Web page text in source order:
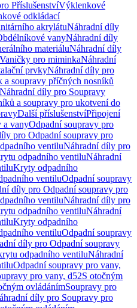
PříslušenstvíVýklenkové
odkládací
akrylátuNáhradní díly
vanyNáhradní díly
materiáluNáhradní díly
Vaničky pro miminkaNáhradní
prvkyNáhradní díly pro
a soupravy příčných nosníků
Náhradní díly pro Soupravy
a soupravy pro ukotvení do
Další příslušenstvíPřipojení
a vanyOdpadní soupravy pro
pro Odpadní soupravy pro
ventiluNáhradní díly pro
odpadního ventiluNáhradní
Kryty odpadního
ventiluOdpadní soupravy
díly pro Odpadní soupravy pro
ventiluNáhradní díly pro
odpadního ventiluNáhradní
Kryty odpadního
ventiluOdpadní soupravy
díly pro Odpadní soupravy
odpadního ventiluNáhradní
Odpadní soupravy pro vany,
pro vany, d52S otočným
ovládánímSoupravy pro
díly pro Soupravy pro